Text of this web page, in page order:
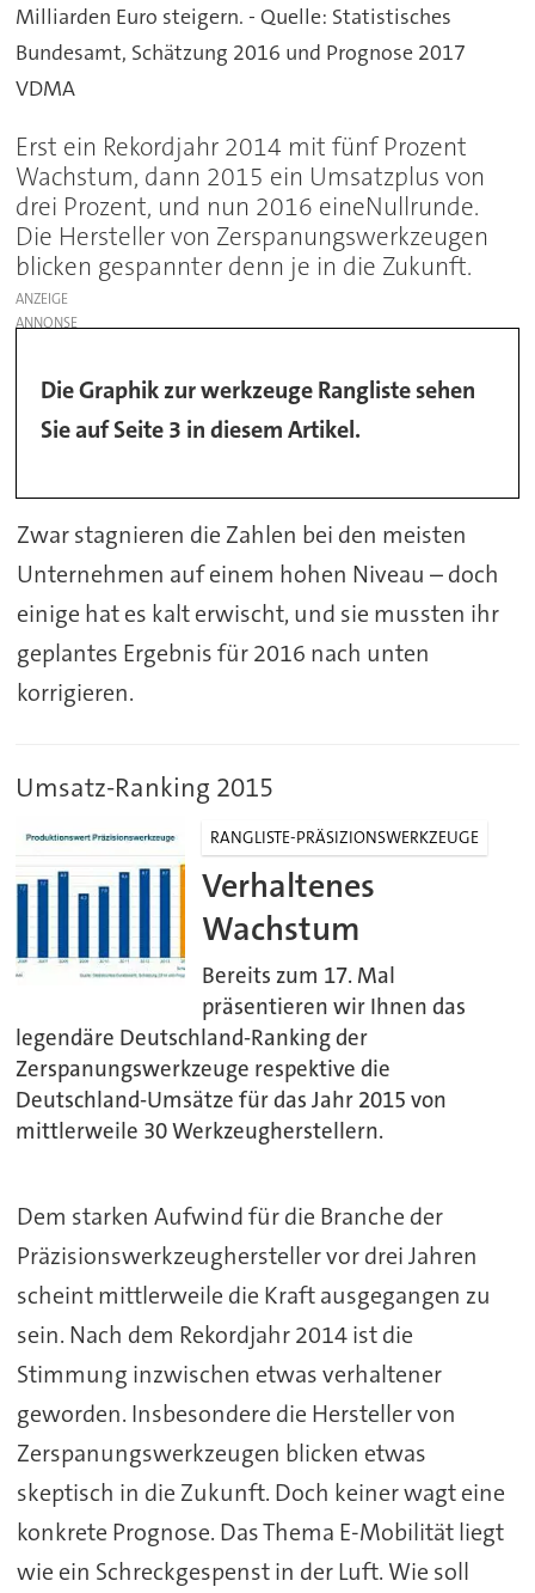
Milliarden Euro steigern. - Quelle: Statistisches
Bundesamt, Schätzung 2016 und Prognose 2017
VDMA
Erst ein Rekordjahr 2014 mit fünf Prozent
Wachstum, dann 2015 ein Umsatzplus von
drei Prozent, und nun 2016 eineNullrunde.
Die Hersteller von Zerspanungswerkzeugen
blicken gespannter denn je in die Zukunft.
ANZEIGE
Die Graphik zur werkzeuge Rangliste sehen
Sie auf Seite 3 in diesem Artikel.
Zwar stagnieren die Zahlen bei den meisten
Unternehmen auf einem hohen Niveau – doch
einige hat es kalt erwischt, und sie mussten ihr
geplantes Ergebnis für 2016 nach unten
korrigieren.
Umsatz-Ranking 2015
RANGLISTE-PRÄSIZIONSWERKZEUGE
Verhaltenes
Wachstum
Bereits zum 17. Mal
präsentieren wir Ihnen das
legendäre Deutschland-Ranking der
Zerspanungswerkzeuge respektive die
Deutschland-Umsätze für das Jahr 2015 von
mittlerweile 30 Werkzeugherstellern.
Dem starken Aufwind für die Branche der
Präzisionswerkzeughersteller vor drei Jahren
scheint mittlerweile die Kraft ausgegangen zu
sein. Nach dem Rekordjahr 2014 ist die
Stimmung inzwischen etwas verhaltener
geworden. Insbesondere die Hersteller von
Zerspanungswerkzeugen blicken etwas
skeptisch in die Zukunft. Doch keiner wagt eine
konkrete Prognose. Das Thema E-Mobilität liegt
wie ein Schreckgespenst in der Luft. Wie soll